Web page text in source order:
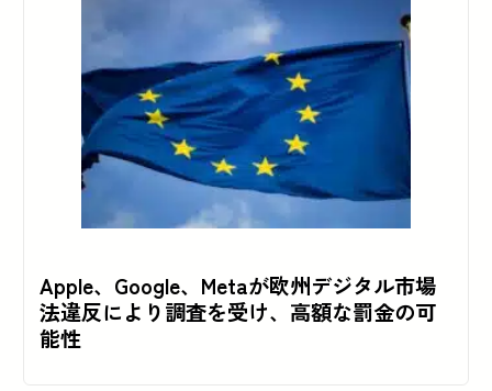
Apple、Google、Metaが欧州デジタル市場
法違反により調査を受け、高額な罰金の可
能性